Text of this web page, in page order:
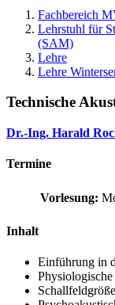
Fachbereich
Lehrstuhl für
(SAM)
Lehre
Lehre
Technische
Dr.-Ing. Harald
Termine
Vorlesung:
Inhalt
Einführung in